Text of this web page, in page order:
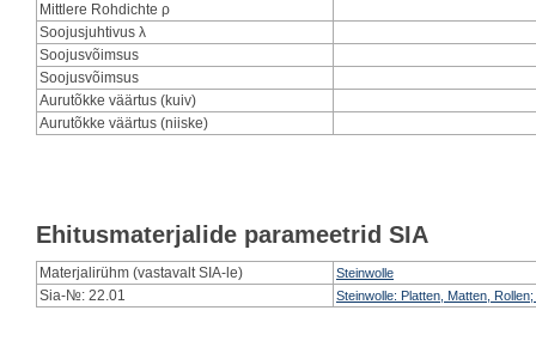
Mittlere Rohdichte ρ
Soojusjuhtivus λ
Soojusvõimsus
Soojusvõimsus
Aurutõkke väärtus (kuiv)
Aurutõkke väärtus (niiske)
Ehitusmaterjalide parameetrid SIA
Materjalirühm (vastavalt SIA-le) Steinwolle
Sia-№: 22.01 Steinwolle: Platten, Matten,